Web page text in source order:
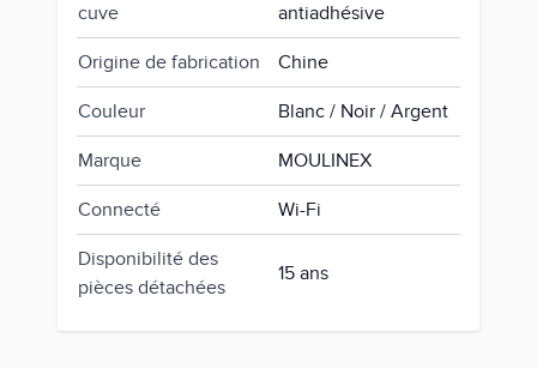
cuve
antiadhésive
Origine de fabrication Chine
Couleur Blanc / Noir / Argent
Marque MOULINEX
Connecté Wi-Fi
Disponibilité des
pièces détachées
15 ans